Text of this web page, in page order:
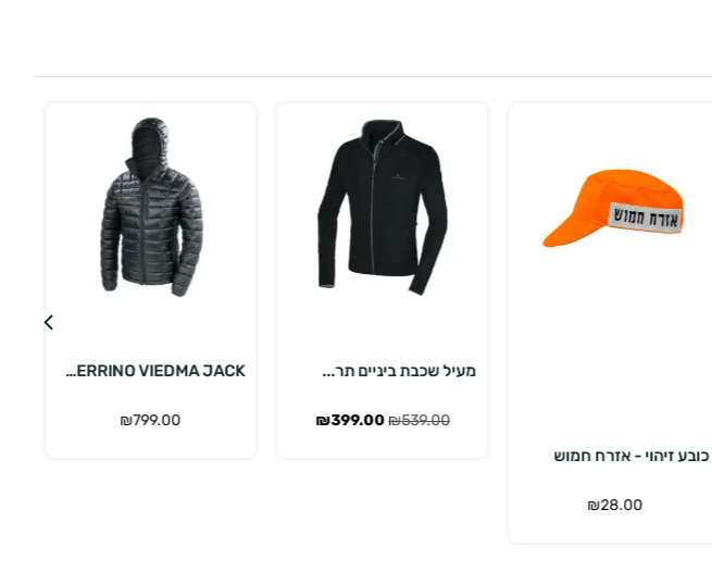
כובע זיהוי - אזרח חמוש
₪28.00
מעיל שכבת ביניים תר...
₪539.00
₪399.00
FERRINO VIEDMA JACK...
₪799.00